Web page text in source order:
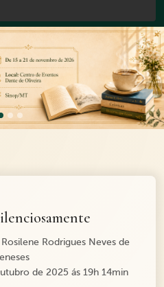
Rosilene Rodrigues Neves de
de 2025 ás 19h 14min